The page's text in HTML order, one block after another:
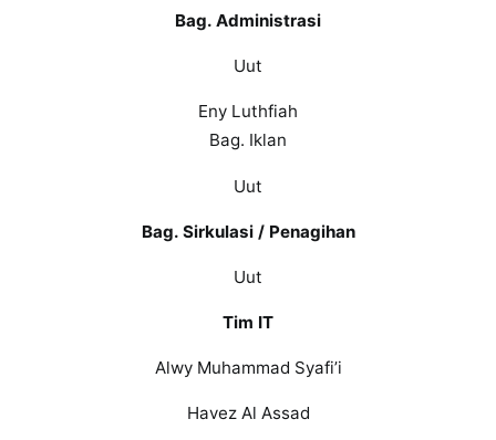
Bag. Administrasi
Uut
Eny Luthfiah
Bag. Iklan
Uut
Bag. Sirkulasi / Penagihan
Uut
Tim IT
Alwy Muhammad Syafi’i
Havez Al Assad